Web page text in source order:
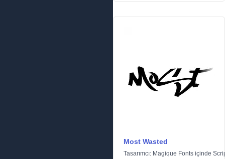
Most Wasted
Tasarımcı: Magique Fonts içinde